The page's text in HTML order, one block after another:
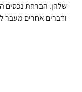
שלהן. הברחת נכסים
ודברים אחרים מעבר